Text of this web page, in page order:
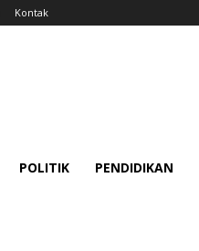
Kontak
POLITIK PENDIDIKAN